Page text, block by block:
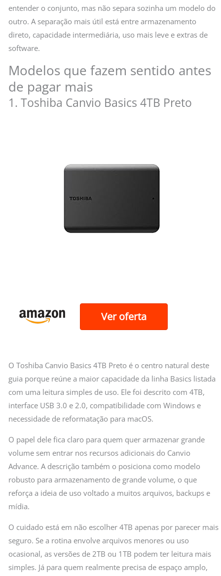
entender o conjunto, mas não separa sozinha um modelo do
outro. A separação mais útil está entre armazenamento
direto, capacidade intermediária, uso mais leve e extras de
software.
Modelos que fazem sentido antes
de pagar mais
1. Toshiba Canvio Basics 4TB Preto
Ver oferta
O Toshiba Canvio Basics 4TB Preto é o centro natural deste
guia porque reúne a maior capacidade da linha Basics listada
com uma leitura simples de uso. Ele foi descrito com 4TB,
interface USB 3.0 e 2.0, compatibilidade com Windows e
necessidade de reformatação para macOS.
O papel dele fica claro para quem quer armazenar grande
volume sem entrar nos recursos adicionais do Canvio
Advance. A descrição também o posiciona como modelo
robusto para armazenamento de grande volume, o que
reforça a ideia de uso voltado a muitos arquivos, backups e
mídia.
O cuidado está em não escolher 4TB apenas por parecer mais
seguro. Se a rotina envolve arquivos menores ou uso
ocasional, as versões de 2TB ou 1TB podem ter leitura mais
simples. Já para quem realmente precisa de espaço amplo,